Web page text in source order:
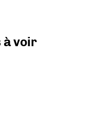
à voir